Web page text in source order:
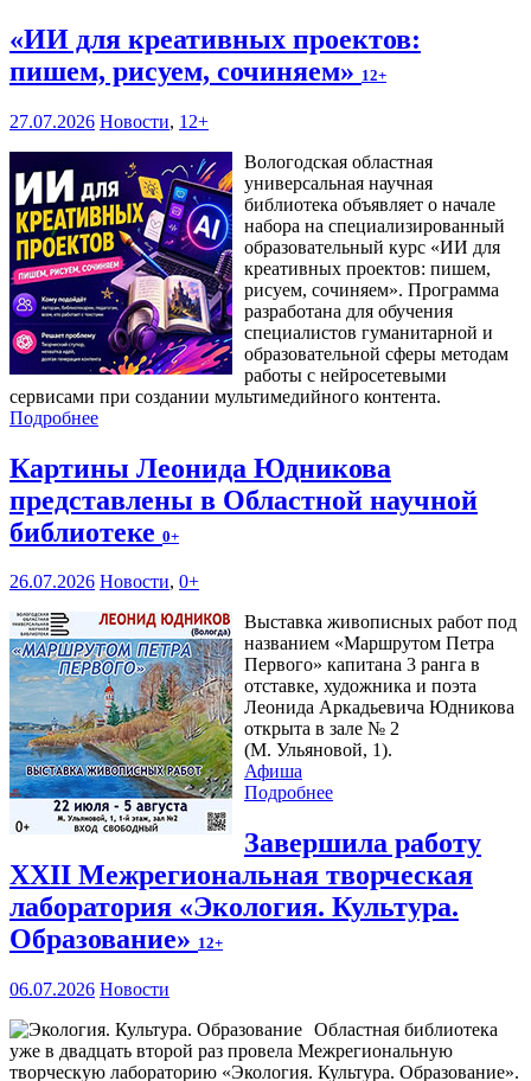
«ИИ для креативных проектов:
пишем, рисуем, сочиняем» 12+
27.07.2026 Новости, 12+
Вологодская областная
универсальная научная
библиотека объявляет о начале
набора на специализированный
образовательный курс «ИИ для
креативных проектов: пишем,
рисуем, сочиняем». Программа
разработана для обучения
специалистов гуманитарной и
образовательной сферы методам
работы с нейросетевыми
сервисами при создании мультимедийного контента.
Подробнее
Картины Леонида Юдникова
представлены в Областной научной
библиотеке 0+
26.07.2026 Новости, 0+
Выставка живописных работ под
названием «Маршрутом Петра
Первого» капитана 3 ранга в
отставке, художника и поэта
Леонида Аркадьевича Юдникова
открыта в зале № 2
(М. Ульяновой, 1).
Афиша
Подробнее
Завершила работу
XXII Межрегиональная творческая
лаборатория «Экология. Культура.
Образование» 12+
06.07.2026 Новости
Областная библиотека
уже в двадцать второй раз провела Межрегиональную
творческую лабораторию «Экология. Культура. Образование».